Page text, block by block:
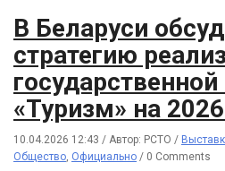
В Беларуси
стратегию
«Туризм» на
10.04.2026 12:43 / Автор: РСТО /
Общество Официально / 0 Comments